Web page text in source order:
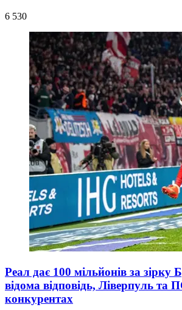
6 530
Реал дає 100 мільйонів за зірку
відома відповідь, Ліверпуль та
конкурентах